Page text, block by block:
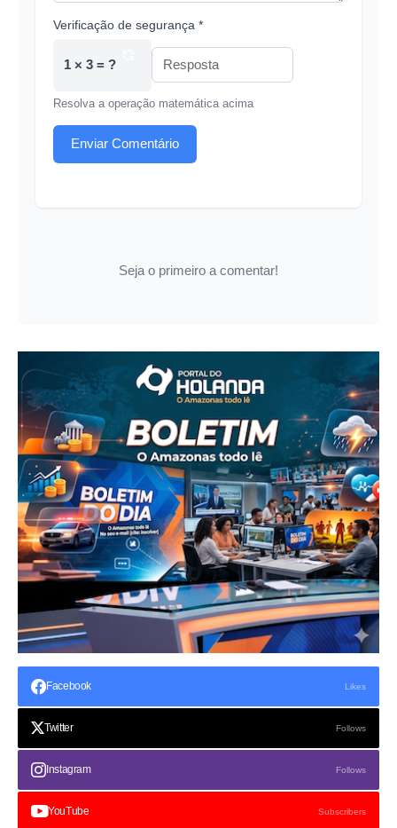
Verificação de segurança *
1 × 3 = ?
Resolva a operação matemática acima
Enviar Comentário
Seja o primeiro a comentar!
Facebook Likes
Twitter Follows
Instagram Follows
YouTube Subscribers